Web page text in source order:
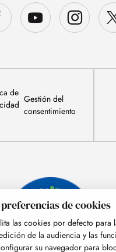
de
Gestión del
consentimiento
de cookies
las cookies por defecto para
de la audiencia y las
su navegador para